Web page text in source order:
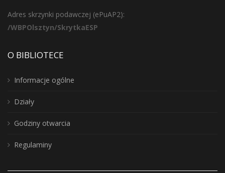
Adres skrzynki podawczej (ePuAP2):
/WBPOlsztyn/SkrytkaESP
O BIBLIOTECE
Informacje ogólne
Działy
Godziny otwarcia
Regulaminy